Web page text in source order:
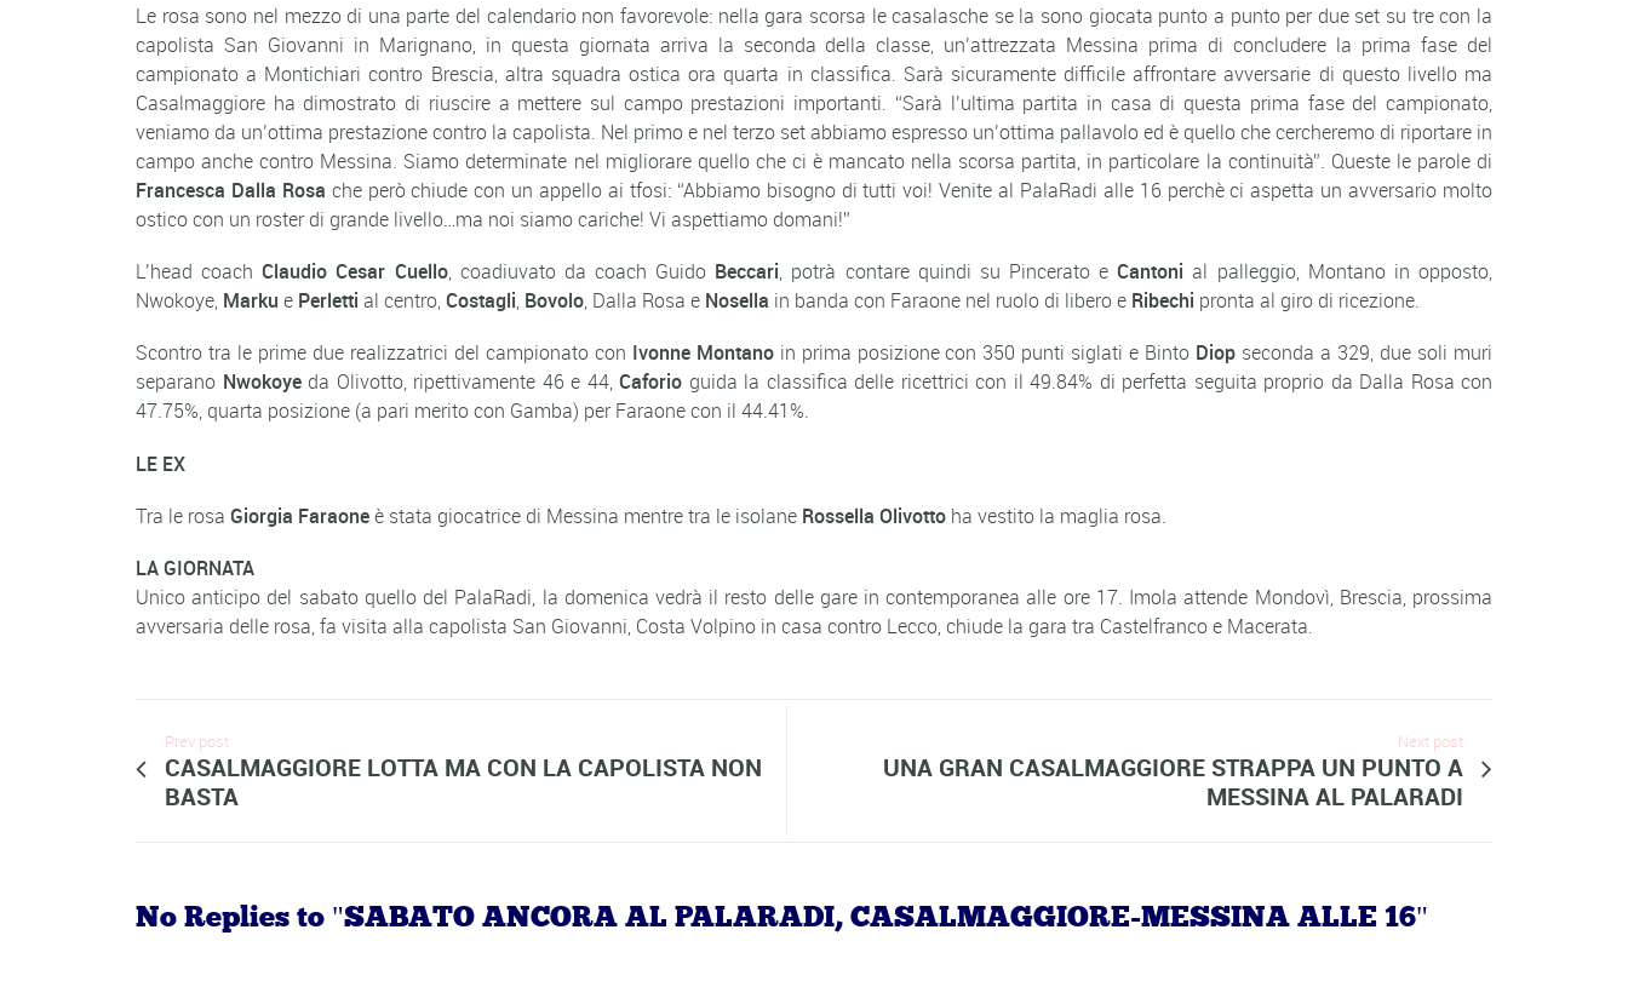
Le rosa sono nel mezzo di una parte del calendario non favorevole: nella gara scorsa le casalasche se la sono giocata punto a punto per due set su tre con la
capolista San Giovanni in Marignano, in questa giornata arriva la seconda della classe, un’attrezzata Messina prima di concludere la prima fase del
campionato a Montichiari contro Brescia, altra squadra ostica ora quarta in classifica. Sarà sicuramente difficile affrontare avversarie di questo livello ma
Casalmaggiore ha dimostrato di riuscire a mettere sul campo prestazioni importanti. “Sarà l’ultima partita in casa di questa prima fase del campionato,
veniamo da un’ottima prestazione contro la capolista. Nel primo e nel terzo set abbiamo espresso un’ottima pallavolo ed è quello che cercheremo di riportare in
campo anche contro Messina. Siamo determinate nel migliorare quello che ci è mancato nella scorsa partita, in particolare la continuità”. Queste le parole di
Francesca Dalla Rosa che però chiude con un appello ai tfosi: “Abbiamo bisogno di tutti voi! Venite al PalaRadi alle 16 perchè ci aspetta un avversario molto
ostico con un roster di grande livello…ma noi siamo cariche! Vi aspettiamo domani!”
L’head coachClaudio Cesar Cuello, coadiuvato da coach Guido Beccari, potrà contare quindi su Pincerato eCantoni al palleggio, Montano in opposto,
Nwokoye, Marku e Perletti al centro,Costagli, Bovolo, Dalla Rosa e Nosella in banda con Faraone nel ruolo di libero e Ribechi pronta al giro di ricezione.
Scontro tra le prime due realizzatrici del campionato con Ivonne Montanoin prima posizione con 350 punti siglati e Binto Diop seconda a 329, due soli muri
separano Nwokoyeda Olivotto, ripettivamente 46 e 44, Caforio guida la classifica delle ricettrici con il 49.84% di perfetta seguita proprio da Dalla Rosa con
47.75%, quarta posizione (a pari merito con Gamba) per Faraone con il 44.41%.
LE EX
Tra le rosa Giorgia Faraoneè stata giocatrice di Messina mentre tra le isolane Rossella Olivotto ha vestito la maglia rosa.
LA GIORNATA
Unico anticipo del sabato quello del PalaRadi, la domenica vedrà il resto delle gare in contemporanea alle ore 17. Imola attende Mondovì, Brescia, prossima
avversaria delle rosa, fa visita alla capolista San Giovanni, Costa Volpino in casa contro Lecco, chiude la gara tra Castelfranco e Macerata.
Prev post
CASALMAGGIORE LOTTA MA CON LA CAPOLISTA NON
BASTA
Next post
UNA GRAN CASALMAGGIORE STRAPPA UN PUNTO A
MESSINA AL PALARADI
No Replies to "SABATO ANCORA AL PALARADI, CASALMAGGIORE-MESSINA ALLE 16"